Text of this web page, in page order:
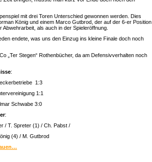
mit drei Toren Unterschied gewonnen werden. Dies
König und einem Marco Gutbrod, der auf der 6-er Position
als auch in der Spieleröffnung.
endete, was uns den Einzug ins kleine Finale doch noch
„Ter Stegen“ Rothenbücher, da am Defensivverhalten noch
:
1:3
1:1
Schwabe 3:0
:
/ T. Spreter (1) / Ch. Pabst /
(4) / M. Gutbrod